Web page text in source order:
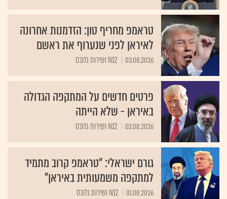
טראמפ מחריף טון: הזדמנות אחרונה
לאיראן לפני שנערוף את ראשם
03.08.2026 N12 ושירות גלובס
פרטים חדשים על המתקפה הגדולה
באיראן - שלא הייתה
02.08.2026 N12 ושירות גלובס
גורם ישראלי: "טראמפ קרוב מתמיד
למתקפה משמעותית באיראן"
01.08.2026 N12 ושירות גלובס